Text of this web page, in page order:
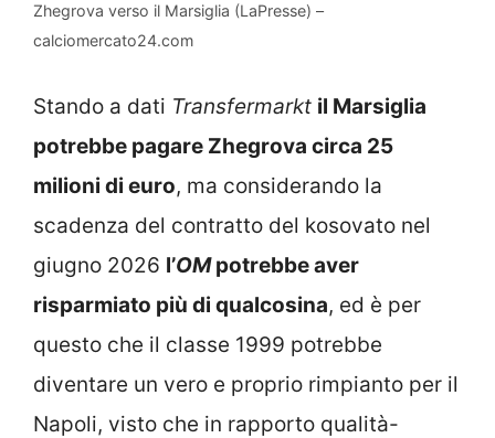
Zhegrova verso il Marsiglia (LaPresse) –
calciomercato24.com
Stando a dati Transfermarkt il Marsiglia
potrebbe pagare Zhegrova circa 25
milioni di euro, ma considerando la
scadenza del contratto del kosovato nel
giugno 2026 l’OMpotrebbe aver
risparmiato più di qualcosina, ed è per
questo che il classe 1999 potrebbe
diventare un vero e proprio rimpianto per il
Napoli, visto che in rapporto qualità-